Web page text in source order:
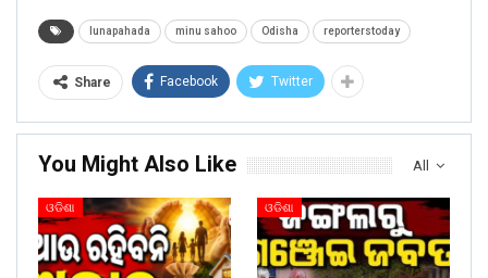
lunapahada minu sahoo Odisha reporterstoday
Share Facebook Twitter
All
You Might Also Like
ଓଡିଶା ଓଡିଶା